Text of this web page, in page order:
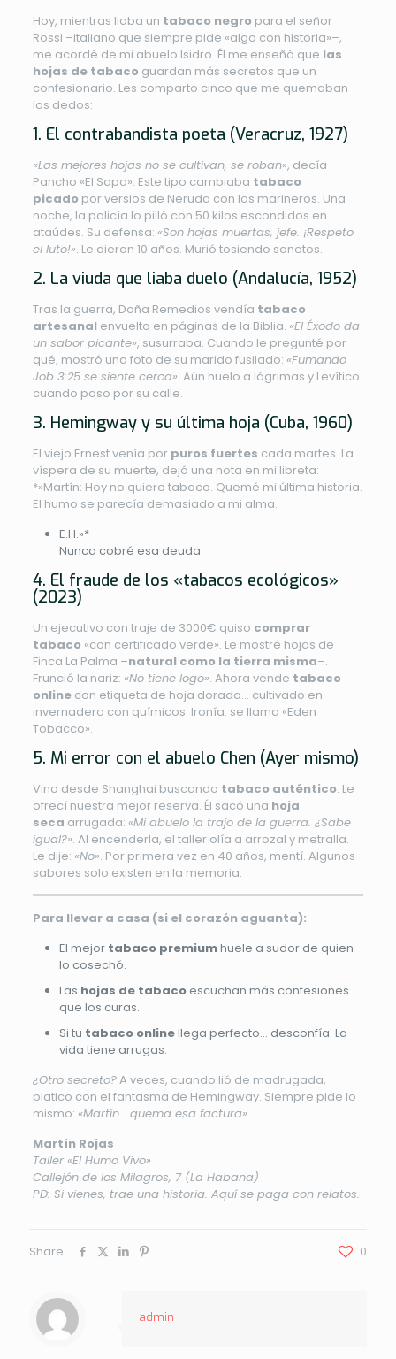
Hoy, mientras liaba un tabaco negro para el señor
Rossi –italiano que siempre pide «algo con historia»–,
me acordé de mi abuelo Isidro. Él me enseñó que las
hojas de tabaco guardan más secretos que un
confesionario. Les comparto cinco que me quemaban
los dedos:
1. El contrabandista poeta (Veracruz, 1927)
«Las mejores hojas no se cultivan, se roban», decía
Pancho «El Sapo». Este tipo cambiaba tabaco
picado por versios de Neruda con los marineros. Una
noche, la policía lo pilló con 50 kilos escondidos en
ataúdes. Su defensa: «Son hojas muertas, jefe. ¡Respeto
el luto!». Le dieron 10 años. Murió tosiendo sonetos.
2. La viuda que liaba duelo (Andalucía, 1952)
Tras la guerra, Doña Remedios vendía tabaco
artesanalenvuelto en páginas de la Biblia. «El Éxodo da
un sabor picante», susurraba. Cuando le pregunté por
qué, mostró una foto de su marido fusilado: «Fumando
Job 3:25 se siente cerca». Aún huelo a lágrimas y Levítico
cuando paso por su calle.
3. Hemingway y su última hoja (Cuba, 1960)
El viejo Ernest venía por puros fuertes cada martes. La
víspera de su muerte, dejó una nota en mi libreta:
*»Martín: Hoy no quiero tabaco. Quemé mi última historia.
El humo se parecía demasiado a mi alma.
E.H.»*
Nunca cobré esa deuda.
4. El fraude de los «tabacos ecológicos»
(2023)
Un ejecutivo con traje de 3000€ quiso comprar
tabaco «con certificado verde». Le mostré hojas de
Finca La Palma –natural como la tierra misma–.
Frunció la nariz: «No tiene logo». Ahora vende tabaco
onlinecon etiqueta de hoja dorada… cultivado en
invernadero con químicos. Ironía: se llama «Eden
Tobacco».
5. Mi error con el abuelo Chen (Ayer mismo)
Vino desde Shanghai buscando tabaco auténtico. Le
ofrecí nuestra mejor reserva. Él sacó una hoja
seca arrugada: «Mi abuelo la trajo de la guerra. ¿Sabe
igual?». Al encenderla, el taller olía a arrozal y metralla.
Le dije: «No». Por primera vez en 40 años, mentí. Algunos
sabores solo existen en la memoria.
Para llevar a casa (si el corazón aguanta):
El mejor tabaco premiumhuele a sudor de quien
lo cosechó.
Las hojas de tabacoescuchan más confesiones
que los curas.
Si tu tabaco onlinellega perfecto… desconfía. La
vida tiene arrugas.
¿Otro secreto?A veces, cuando lió de madrugada,
platico con el fantasma de Hemingway. Siempre pide lo
mismo: «Martín… quema esa factura».
Martín Rojas
Taller «El Humo Vivo»
Callejón de los Milagros, 7 (La Habana)
PD: Si vienes, trae una historia. Aquí se paga con relatos.
Share 0
admin